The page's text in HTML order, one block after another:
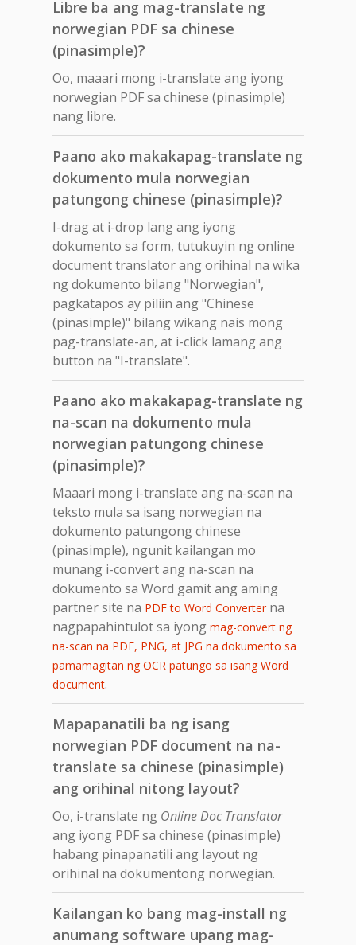
Libre ba ang mag-translate ng
norwegian PDF sa chinese
(pinasimple)?
Oo, maaari mong i-translate ang iyong
norwegian PDF sa chinese (pinasimple)
nang libre.
Paano ako makakapag-translate ng
dokumento mula norwegian
patungong chinese (pinasimple)?
I-drag at i-drop lang ang iyong
dokumento sa form, tutukuyin ng online
document translator ang orihinal na wika
ng dokumento bilang "Norwegian",
pagkatapos ay piliin ang "Chinese
(pinasimple)" bilang wikang nais mong
pag-translate-an, at i-click lamang ang
button na "I-translate".
Paano ako makakapag-translate ng
na-scan na dokumento mula
norwegian patungong chinese
(pinasimple)?
Maaari mong i-translate ang na-scan na
teksto mula sa isang norwegian na
dokumento patungong chinese
(pinasimple), ngunit kailangan mo
munang i-convert ang na-scan na
dokumento sa Word gamit ang aming
partner site na PDF to Word Converterna
nagpapahintulot sa iyong mag-convert ng
na-scan na PDF, PNG, at JPG na dokumento sa
pamamagitan ng OCR patungo sa isang Word
document.
Mapapanatili ba ng isang
norwegian PDF document na na-
translate sa chinese (pinasimple)
ang orihinal nitong layout?
Oo, i-translate ng Online Doc Translator
ang iyong PDF sa chinese (pinasimple)
habang pinapanatili ang layout ng
orihinal na dokumentong norwegian.
Kailangan ko bang mag-install ng
anumang software upang mag-